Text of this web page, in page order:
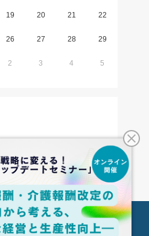
19 20 21 22
26 27 28 29
2 3 4 5